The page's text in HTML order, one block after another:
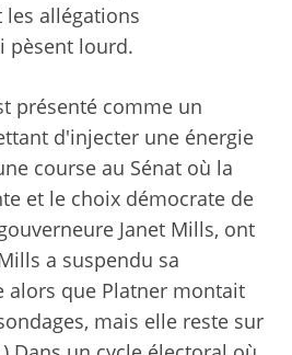
les allégations
pèsent lourd.
présenté comme un
d'injecter une énergie
course au Sénat où la
et le choix démocrate de
Janet Mills, ont
a suspendu sa
alors que Platner montait
mais elle reste sur